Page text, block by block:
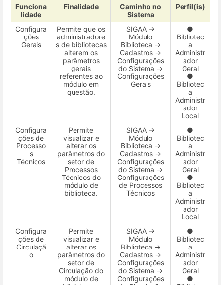
Funciona
lidade
Finalidade
Caminho no
Sistema
Perfil(is)
Configura
ções
Gerais
Permite que os
administradore
s de bibliotecas
alterem os
parâmetros
gerais
referentes ao
módulo em
questão.
SIGAA →
Módulo
Biblioteca →
Cadastros →
Configurações
do Sistema →
Configurações
Gerais
●
Bibliotec
a
Administr
ador
Geral
●
Bibliotec
a
Administr
ador
Local
Configura
ções de
Processo
s
Técnicos
Permite
visualizar e
alterar os
parâmetros do
setor de
Processos
Técnicos do
módulo de
biblioteca.
SIGAA →
Módulo
Biblioteca →
Cadastros →
Configurações
do Sistema →
Configurações
de Processos
Técnicos
●
Bibliotec
a
Administr
ador
Geral
●
Bibliotec
a
Administr
ador
Local
Configura
ções de
Circulaçã
o
Permite
visualizar e
alterar os
parâmetros do
setor de
Circulação do
módulo de
SIGAA →
Módulo
Biblioteca →
Cadastros →
Configurações
do Sistema →
Configurações
●
Bibliotec
a
Administr
ador
Geral
●